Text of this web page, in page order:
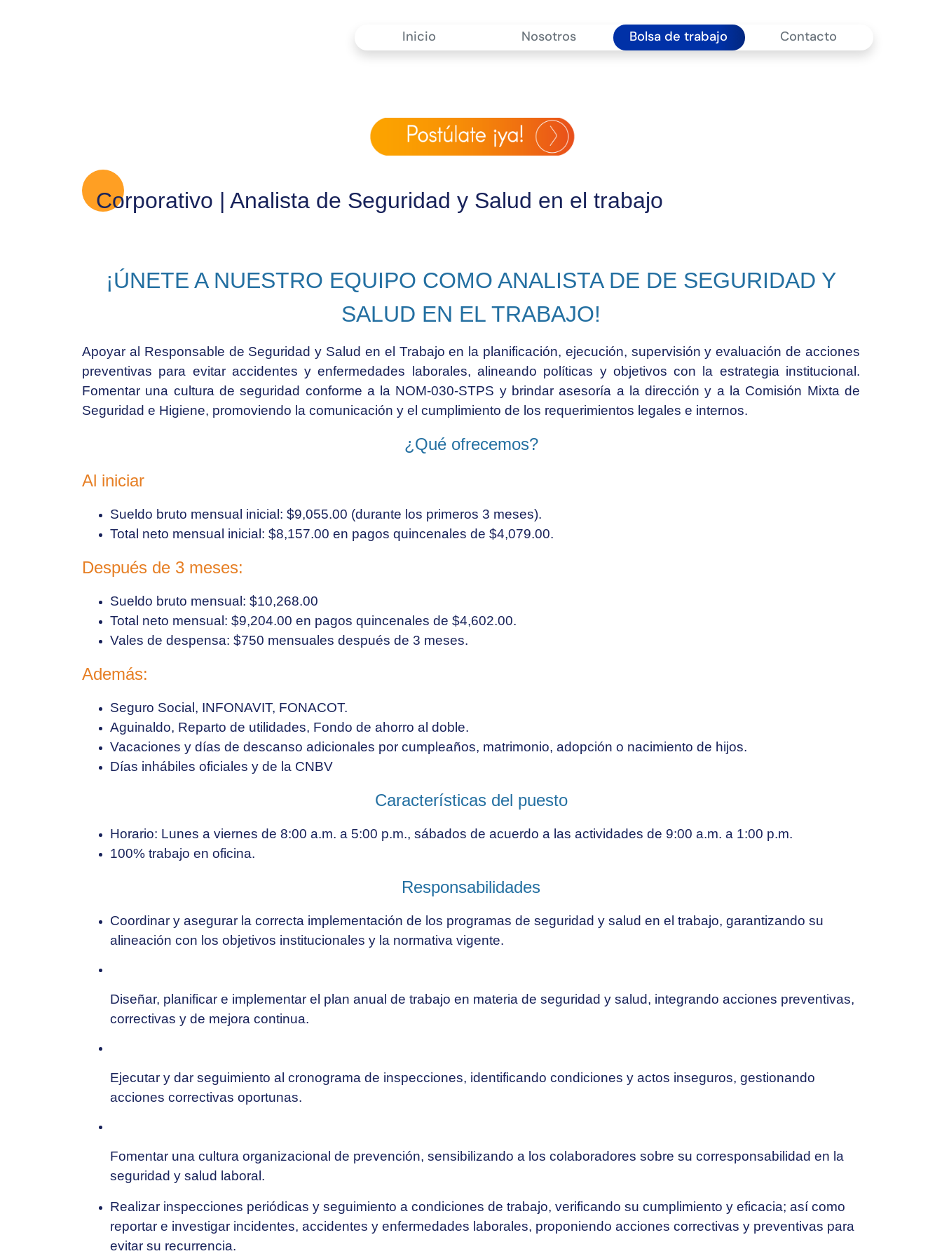
Inicio Nosotros Bolsa de trabajo Contacto
Corporativo | Analista de Seguridad y Salud en el trabajo
¡ÚNETE A NUESTRO EQUIPO COMO ANALISTA DE DE SEGURIDAD Y
SALUD EN EL TRABAJO!
Apoyar al Responsable de Seguridad y Salud en el Trabajo en la planificación, ejecución, supervisión y evaluación de acciones
preventivas para evitar accidentes y enfermedades laborales, alineando políticas y objetivos con la estrategia institucional.
Fomentar una cultura de seguridad conforme a la NOM-030-STPS y brindar asesoría a la dirección y a la Comisión Mixta de
Seguridad e Higiene, promoviendo la comunicación y el cumplimiento de los requerimientos legales e internos.
¿Qué ofrecemos?
Al iniciar
Sueldo bruto mensual inicial: $9,055.00 (durante los primeros 3 meses).
Total neto mensual inicial: $8,157.00 en pagos quincenales de $4,079.00.
Después de 3 meses:
Sueldo bruto mensual: $10,268.00
Total neto mensual: $9,204.00 en pagos quincenales de $4,602.00.
Vales de despensa: $750 mensuales después de 3 meses.
Además:
Seguro Social, INFONAVIT, FONACOT.
Aguinaldo, Reparto de utilidades, Fondo de ahorro al doble.
Vacaciones y días de descanso adicionales por cumpleaños, matrimonio, adopción o nacimiento de hijos.
Días inhábiles oficiales y de la CNBV
Características del puesto
Horario: Lunes a viernes de 8:00 a.m. a 5:00 p.m., sábados de acuerdo a las actividades de 9:00 a.m. a 1:00 p.m.
100% trabajo en oficina.
Responsabilidades
Coordinar y asegurar la correcta implementación de los programas de seguridad y salud en el trabajo, garantizando su
alineación con los objetivos institucionales y la normativa vigente.
Diseñar, planificar e implementar el plan anual de trabajo en materia de seguridad y salud, integrando acciones preventivas,
correctivas y de mejora continua.
Ejecutar y dar seguimiento al cronograma de inspecciones, identificando condiciones y actos inseguros, gestionando
acciones correctivas oportunas.
Fomentar una cultura organizacional de prevención, sensibilizando a los colaboradores sobre su corresponsabilidad en la
seguridad y salud laboral.
Realizar inspecciones periódicas y seguimiento a condiciones de trabajo, verificando su cumplimiento y eficacia; así como
reportar e investigar incidentes, accidentes y enfermedades laborales, proponiendo acciones correctivas y preventivas para
evitar su recurrencia.